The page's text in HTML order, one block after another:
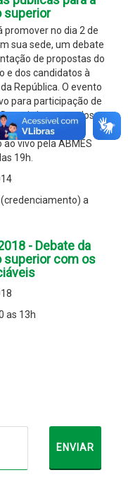
superior
promover no dia 2 de
sua sede, um debate
de propostas do
e dos candidatos à
República. O evento
para participação de
interessados
a
vivo pela ABMES
19h.
(credenciamento) a
- Debate da
superior com os
as 13h